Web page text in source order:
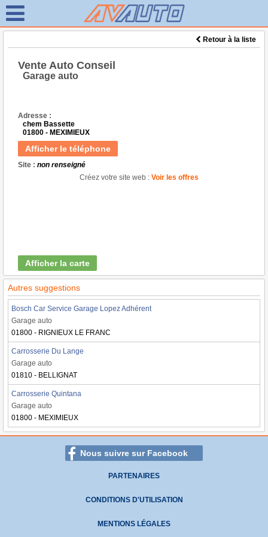
Retour à la liste
Vente Auto Conseil
Garage auto
Adresse :
chem Bassette
01800 - MEXIMIEUX
Afficher le téléphone
Site : non renseigné
Créez votre site web : Voir les offres
Afficher la carte
Autres suggestions
Bosch Car Service Garage Lopez Adhérent
Garage auto
01800 - RIGNIEUX LE FRANC
Carrosserie Du Lange
Garage auto
01810 - BELLIGNAT
Carrosserie Quintana
Garage auto
01800 - MEXIMIEUX
Nous suivre sur Facebook
PARTENAIRES
CONDITIONS D'UTILISATION
MENTIONS LÉGALES